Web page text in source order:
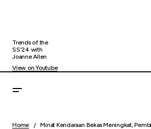
Trends of the
SS'24 with
Joanne Allen
View on Youtube
Kendaraan Listrik, Pertumbuhan Tetap
Home Minat Kendaraan Bekas Meningkat,